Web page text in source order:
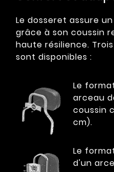
Le dosseret assure
grâce à son coussin
haute résilience.
sont disponibles :
Le
arceau
coussin
cm).
Le
d'un